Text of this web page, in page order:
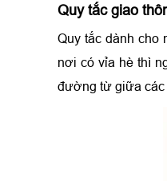
Quy tắc giao
Quy tắc dành cho
nơi có vỉa hè thì
đường từ giữa các